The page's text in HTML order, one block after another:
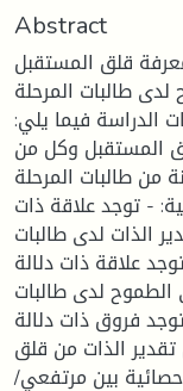
Abstract
قلق المستقبل
طالبات المرحلة
الدراسة فيما يلي:
المستقبل وكل من
من طالبات المرحلة
- توجد علاقة ذات
الذات لدى طالبات
علاقة ذات دلالة
لدى طالبات
فروق ذات دلالة
الذات من قلق
بين مرتفعي/